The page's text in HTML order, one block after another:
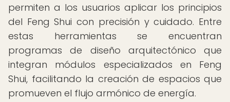
permiten a los usuarios aplicar los principios
del Feng Shui con precisión y cuidado. Entre
estas herramientas se encuentran
programas de diseño arquitectónico que
integran módulos especializados en Feng
Shui, facilitando la creación de espacios que
promueven el flujo armónico de energía.